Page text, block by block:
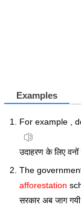
Examples
For example ,
उदाहरण के लिए वनों
The
afforestation
सरकार अब जाग